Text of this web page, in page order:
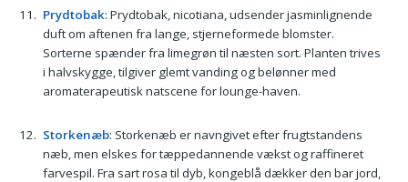
Prydtobak: Prydtobak, nicotiana, udsender jasminlignende
duft om aftenen fra lange, stjerneformede blomster.
Sorterne spænder fra limegrøn til næsten sort. Planten trives
i halvskygge, tilgiver glemt vanding og belønner med
aromaterapeutisk natscene for lounge-haven.
Storkenæb: Storkenæb er navngivet efter frugtstandens
næb, men elskes for tæppedannende vækst og raffineret
farvespil. Fra sart rosa til dyb, kongeblå dækker den bar jord,